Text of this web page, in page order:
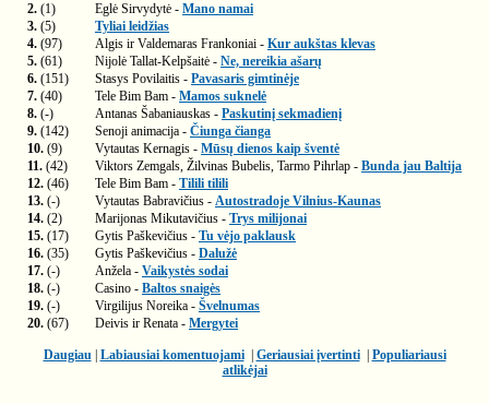
2. (1) Eglė Sirvydytė - Mano namai
3. (5)
Tyliai leidžias
4. (97) Algis ir Valdemaras Frankoniai - Kur aukštas klevas
5. (61) Nijolė Tallat-Kelpšaitė - Ne, nereikia ašarų
6. (151) Stasys Povilaitis - Pavasaris gimtinėje
7. (40) Tele Bim Bam - Mamos suknelė
8. (-) Antanas Šabaniauskas - Paskutinį sekmadienį
9. (142) Senoji animacija - Čiunga čianga
10. (9) Vytautas Kernagis - Mūsų dienos kaip šventė
11. (42) Viktors Zemgals, Žilvinas Bubelis, Tarmo Pihrlap - Bunda jau Baltija
12. (46) Tele Bim Bam - Tilili tilili
13. (-) Vytautas Babravičius - Autostradoje Vilnius-Kaunas
14. (2) Marijonas Mikutavičius - Trys milijonai
15. (17) Gytis Paškevičius - Tu vėjo paklausk
16. (35) Gytis Paškevičius - Dalužė
17. (-) Anžela - Vaikystės sodai
18. (-) Casino - Baltos snaigės
19. (-) Virgilijus Noreika - Švelnumas
20. (67) Deivis ir Renata - Mergytei
Daugiau| Labiausiai komentuojami| Geriausiai įvertinti| Populiariausi
atlikėjai